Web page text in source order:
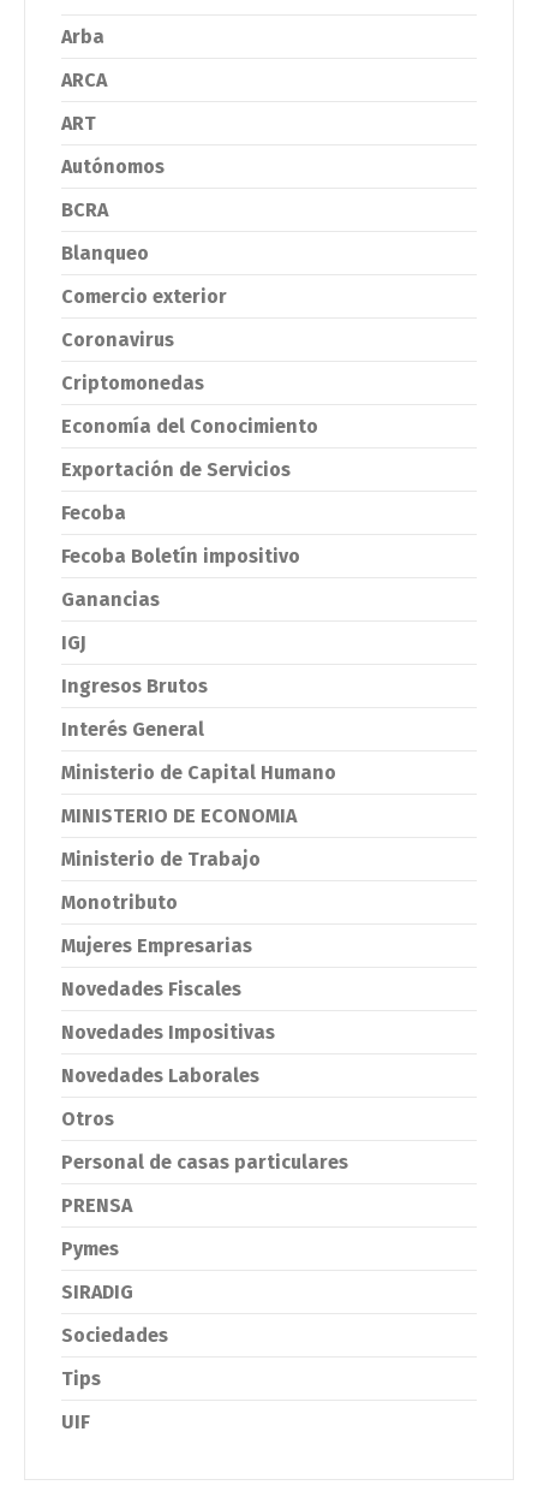
Arba
ARCA
ART
Autónomos
BCRA
Blanqueo
Comercio exterior
Coronavirus
Criptomonedas
Economía del Conocimiento
Exportación de Servicios
Fecoba
Fecoba Boletín impositivo
Ganancias
IGJ
Ingresos Brutos
Interés General
Ministerio de Capital Humano
MINISTERIO DE ECONOMIA
Ministerio de Trabajo
Monotributo
Mujeres Empresarias
Novedades Fiscales
Novedades Impositivas
Novedades Laborales
Otros
Personal de casas particulares
PRENSA
Pymes
SIRADIG
Sociedades
Tips
UIF